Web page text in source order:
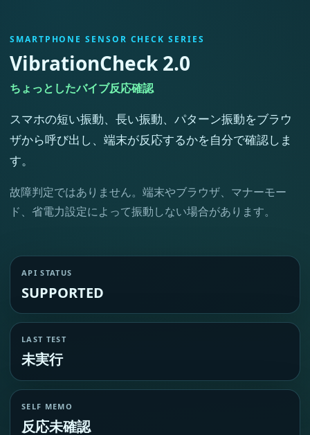
SMARTPHONE SENSOR CHECK SERIES
VibrationCheck 2.0
ちょっとしたバイブ反応確認
スマホの短い振動、長い振動、パターン振動をブラウ
ザから呼び出し、端末が反応するかを自分で確認しま
す。
故障判定ではありません。端末やブラウザ、マナーモー
ド、省電力設定によって振動しない場合があります。
API STATUS
SUPPORTED
LAST TEST
未実行
SELF MEMO
反応未確認